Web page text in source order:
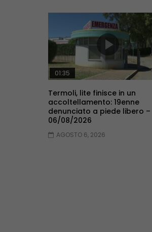
01:35
Termoli, lite finisce in un
accoltellamento: 19enne
denunciato a piede libero –
06/08/2026
AGOSTO 6, 2026